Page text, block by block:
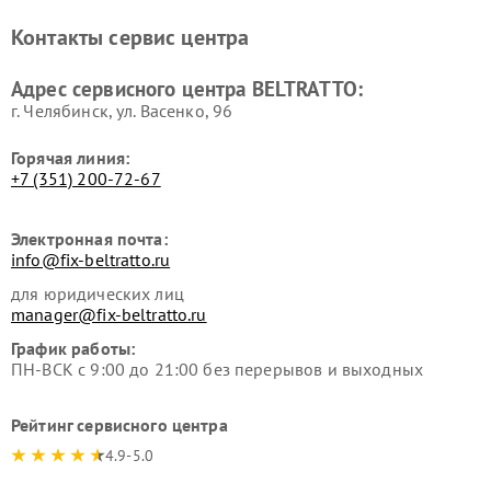
Контакты сервис центра
Адрес сервисного центра BELTRATTO:
г. Челябинск, ул. Васенко, 96
Горячая линия:
+7 (351) 200-72-67
Электронная почта:
info@fix-beltratto.ru
для юридических лиц
manager@fix-beltratto.ru
График работы:
ПН-ВСК с 9:00 до 21:00 без перерывов и выходных
Рейтинг сервисного центра
4.9-5.0